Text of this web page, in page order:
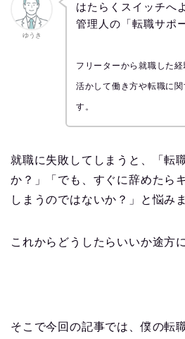
ゆうき
はたらくスイッチへ
管理人の「転職サポ
フリーターから就職した
活かして働き方や転職に
す。
就職に失敗してしまうと、「転
か？」「でも、すぐに辞めたら
しまうのではないか？」と悩み
これからどうしたらいいか途方
そこで今回の記事では、僕の転